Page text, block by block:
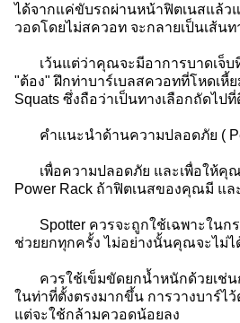
ได้จากแค่ขับรถผ่านหน้าฟิตเนสแล้ว
วอดโดยไม่สควอท จะกลายเป็นเส้น
เว้นแต่ว่าคุณจะมีอาการบาดเจ็บที่
"ต้อง" ฝึกท่าบาร์เบลสควอทที่โหดเหี้
Squats ซึ่งถือว่าเป็นทางเลือกถัดไป
คำแนะนำด้านความปลอดภัย (
เพื่อความปลอดภัย และเพื่อให้คุณ
Power Rack ถ้าฟิตเนสของคุณมี แ
Spotter ควรจะถูกใช้เฉพาะในกร
ช่วยยกทุกครั้ง ไม่อย่างนั้นคุณจะไม่
ควรใช้เข็มขัดยกน้ำหนักด้วยเช่นกั
ในท่าที่ตั้งตรงมากขึ้น การวางบาร์ไ
แต่จะใช้กล้ามควอดน้อยลง